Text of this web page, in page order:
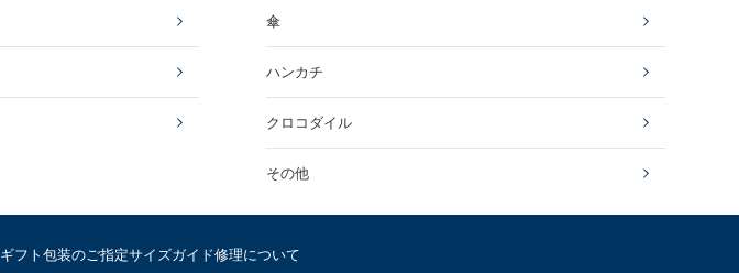
傘
ハンカチ
クロコダイル
その他
ギフト包装のご指定サイズガイド修理について